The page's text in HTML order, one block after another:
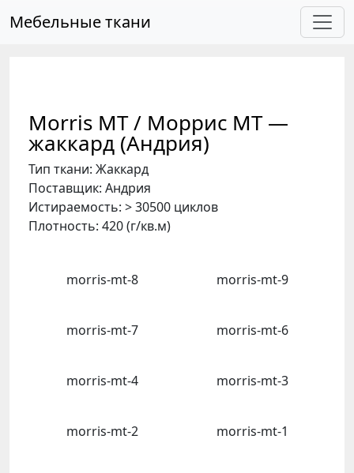
Мебельные ткани
Morris MT / Моррис МТ —
жаккард (Андрия)
Тип ткани: Жаккард
Поставщик: Андрия
Истираемость: > 30500 циклов
Плотность: 420 (г/кв.м)
morris-mt-8 morris-mt-9
morris-mt-7 morris-mt-6
morris-mt-4 morris-mt-3
morris-mt-2 morris-mt-1